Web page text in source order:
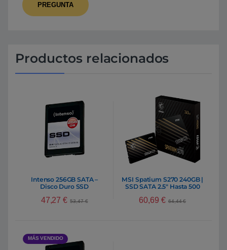
Productos relacionados
Intenso 256GB SATA –
Disco Duro SSD
47,27€ 53,47€
MSI Spatium S270 240GB |
SSD SATA 2.5″ Hasta 500
60,69 € 64,44€
MÁS VENDIDO